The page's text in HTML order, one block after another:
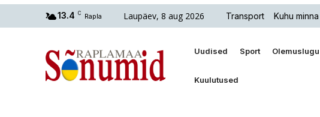
13.4 C Rapla Laupäev, 8 aug 2026 Transport Kuhu minna
Uudised Sport Olemuslugu
Kuulutused